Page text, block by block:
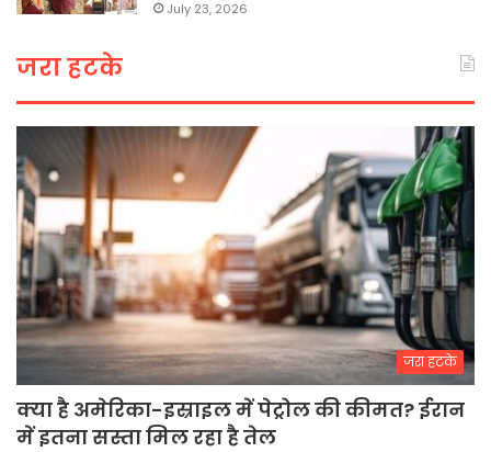
July 23, 2026
जरा हटके
जरा हटके
क्या है अमेरिका-इस्राइल में पेट्रोल की कीमत? ईरान
में इतना सस्ता मिल रहा है तेल